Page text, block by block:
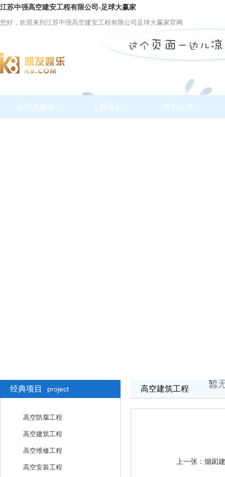
江苏中强高空建安工程有限公司-足球大赢家
您好，欢迎来到江苏中强高空建安工程有限公司足球大赢家官网
足球大赢家 工程展示 资质证书
经典项目 project
高空防腐工程
高空建筑工程
高空维修工程
高空安装工程
高空建筑工程
上一张： 烟囱